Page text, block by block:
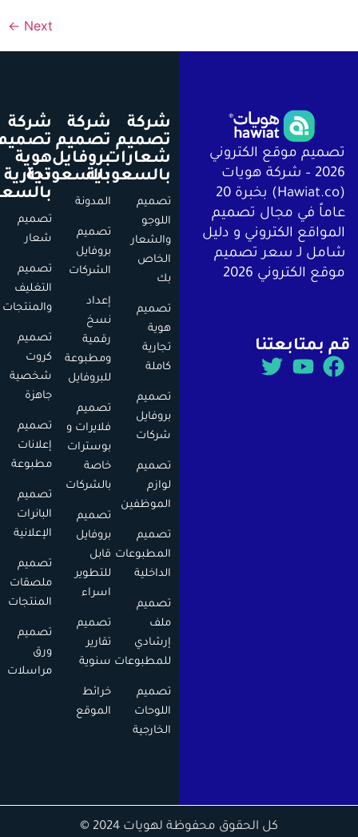
←
موقع الكتروني
2026 – شركة هويات
(Hawiat.co) بخبرة 20
في مجال تصميم
الكتروني و دليل
لـ سعر تصميم
الكتروني 2026
شركة
تصميم
شعارات
بالسعودية
تصميم
والشعار
تصميم
تصميم
بروفايل
شركات
تصميم
الموظفين
تصميم
المطبوعات
الداخلية
تصميم
إرشادي
للمطبوعات
تصميم
اللوحات
الخارجية
شركة
تصميم
بروفايل
بالسعودية
المدونة
تصميم
بروفايل
الشركات
رقمية
ومطبوعة
للبروفايل
تصميم
فلايرات و
بوسترات
خاصة
بالشركات
تصميم
بروفايل
قابل
للتطوير
تصميم
تقارير
سنوية
خرائط
الموقع
شركة
تصميم
هوية
تجارية
بالسعودية
تصميم
شعار
تصميم
التغليف
والمنتجات
تصميم
كروت
شخصية
تصميم
إعلانات
مطبوعة
تصميم
البانرات
الإعلانية
تصميم
ملصقات
المنتجات
تصميم
مراسلات
كل الحقوق محفوظة لهويات 2024 ©